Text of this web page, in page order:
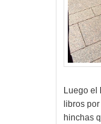
Luego el
libros
hinchas